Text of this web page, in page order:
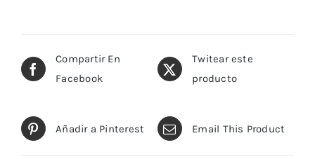
Compartir En
Facebook
Twitear este
producto
Añadir a Pinterest Email This Product